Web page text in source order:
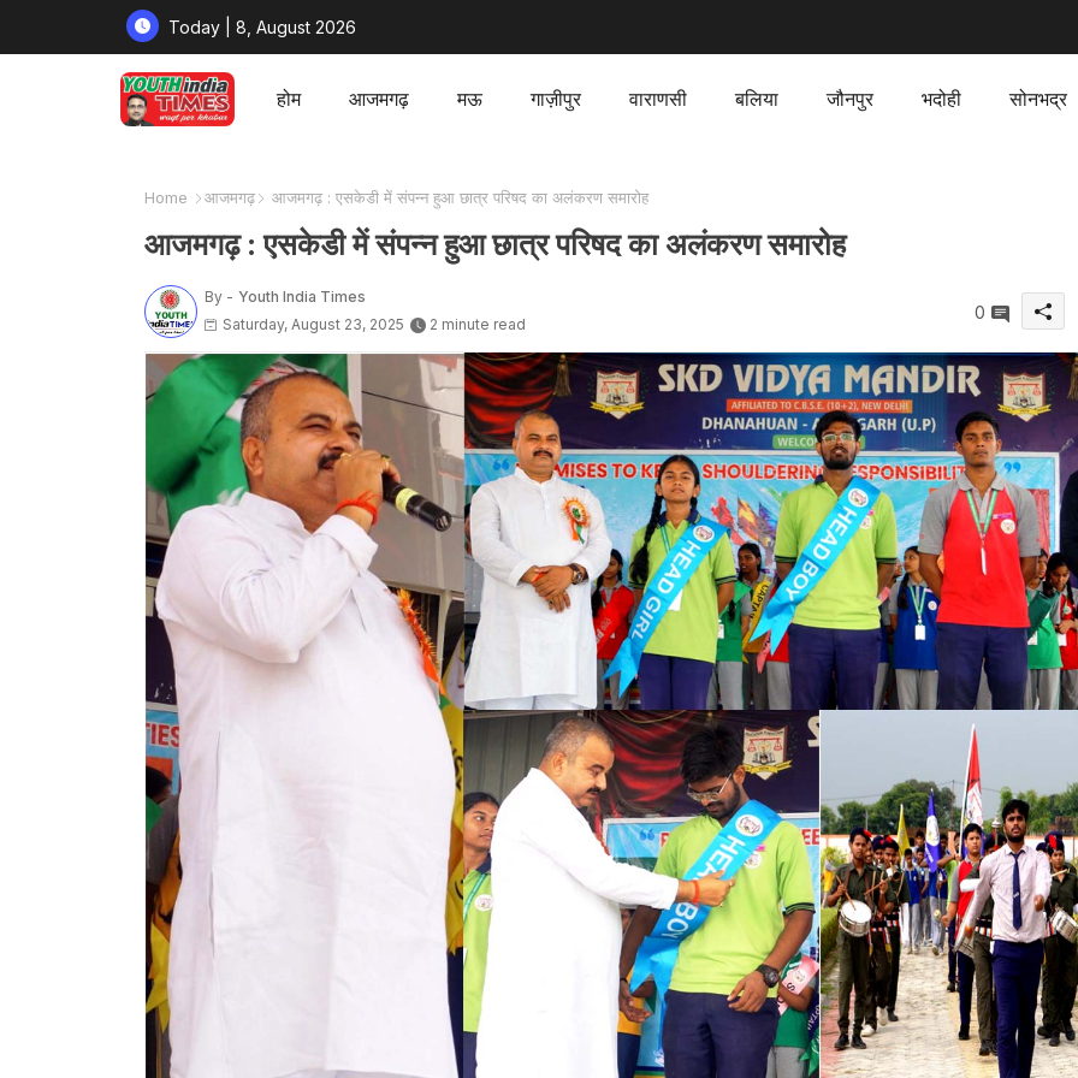
Today | 8, August 2026
होम आजमगढ़ मऊ गाज़ीपुर वाराणसी बलिया जौनपुर भदोही सोनभद्र
Home आजमगढ़ आजमगढ़ : एसकेडी में संपन्न हुआ छात्र परिषद का अलंकरण समारोह
आजमगढ़ : एसकेडी में संपन्न हुआ छात्र परिषद का अलंकरण समारोह
By - Youth India Times
Saturday, August 23, 2025
2 minute read
0